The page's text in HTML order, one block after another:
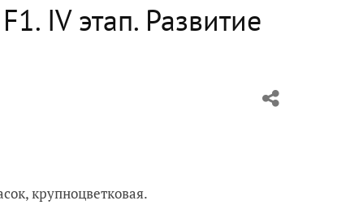
IV этап. Развитие
крупноцветковая.